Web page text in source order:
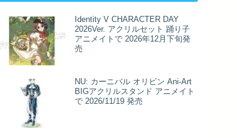
Identity V CHARACTER DAY
2026Ver. アクリルセット 踊り子
アニメイトで 2026年12月下旬発
売
NU: カーニバル オリビン Ani-Art
BIGアクリルスタンド アニメイト
で 2026/11/19 発売